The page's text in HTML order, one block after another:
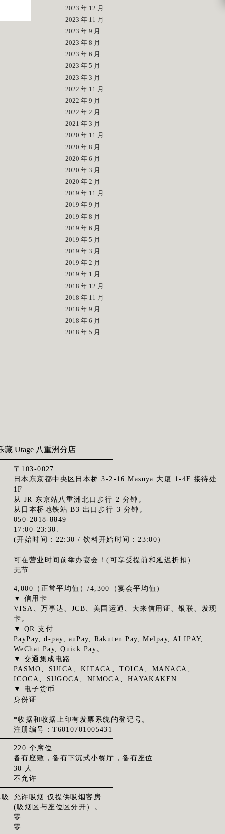
2023 年 12 月
2023 年 11 月
2023 年 9 月
2023 年 8 月
2023 年 6 月
2023 年 5 月
2023 年 3 月
2022 年 11 月
2022 年 9 月
2022 年 2 月
2021 年 3 月
2020 年 11 月
2020 年 8 月
2020 年 6 月
2020 年 3 月
2020 年 2 月
2019 年 11 月
2019 年 9 月
2019 年 8 月
2019 年 6 月
2019 年 5 月
2019 年 3 月
2019 年 2 月
2019 年 1 月
2018 年 12 月
2018 年 11 月
2018 年 9 月
2018 年 6 月
2018 年 5 月
藏 Utage 八重洲分店
〒103-0027
日本东京都中央区日本桥 3-2-16 Masuya 大厦 1-4F 接待处
1F
从 JR 东京站八重洲北口步行 2 分钟。
从日本桥地铁站 B3 出口步行 3 分钟。
050-2018-8849
17:00-23:30.
(开始时间：22:30 / 饮料开始时间：23:00）
可在营业时间前举办宴会！(可享受提前和延迟折扣）
无节
4,000（正常平均值）/4,300（宴会平均值）
▼ 信用卡
VISA、万事达、JCB、美国运通、大来信用证、银联、发现
卡。
▼ QR 支付
PayPay, d-pay, auPay, Rakuten Pay, Melpay, ALIPAY,
WeChat Pay, Quick Pay。
▼ 交通集成电路
PASMO、SUICA、KITACA、TOICA、MANACA、
ICOCA、SUGOCA、NIMOCA、HAYAKAKEN
▼ 电子货币
身份证
*收据和收据上印有发票系统的登记号。
注册编号：T6010701005431
220 个席位
备有座敷，备有下沉式小餐厅，备有座位
30 人
不允许
允许吸烟 仅提供吸烟客房
(吸烟区与座位区分开）。
零
零